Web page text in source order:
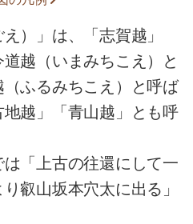
）」は、「志賀越」
道越（いまみちこえ）と
ふるみちこえ）と呼ば
越」「青山越」とも呼
は「上古の往還にして一
叡山坂本穴太に出る」